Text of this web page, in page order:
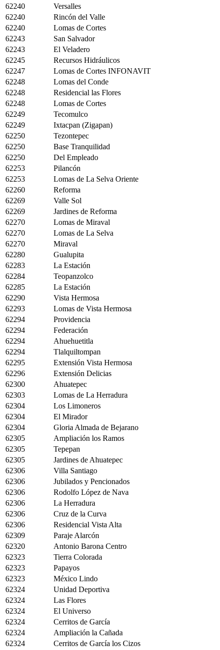
62240
Versalles
62240
Rincón del Valle
62240
Lomas de Cortes
62243
San Salvador
62243
El Veladero
62245
Recursos Hidráulicos
62247
Lomas de Cortes INFONAVIT
62248
Lomas del Conde
62248
Residencial las Flores
62248
Lomas de Cortes
62249
Tecomulco
62249
Ixtacpan (Zigapan)
62250
Tezontepec
62250
Base Tranquilidad
62250
Del Empleado
62253
Pilancón
62253
Lomas de La Selva Oriente
62260
Reforma
62269
Valle Sol
62269
Jardines de Reforma
62270
Lomas de Miraval
62270
Lomas de La Selva
62270
Miraval
62280
Gualupita
62283
La Estación
62284
Teopanzolco
62285
La Estación
62290
Vista Hermosa
62293
Lomas de Vista Hermosa
62294
Providencia
62294
Federación
62294
Ahuehuetitla
62294
Tlalquiltompan
62295
Extensión Vista Hermosa
62296
Extensión Delicias
62300
Ahuatepec
62303
Lomas de La Herradura
62304
Los Limoneros
62304
El Mirador
62304
Gloria Almada de Bejarano
62305
Ampliación los Ramos
62305
Tepepan
62305
Jardines de Ahuatepec
62306
Villa Santiago
62306
Jubilados y Pencionados
62306
Rodolfo López de Nava
62306
La Herradura
62306
Cruz de la Curva
62306
Residencial Vista Alta
62309
Paraje Alarcón
62320
Antonio Barona Centro
62323
Tierra Colorada
62323
Papayos
62323
México Lindo
62324
Unidad Deportiva
62324
Las Flores
62324
El Universo
62324
Cerritos de García
62324
Ampliación la Cañada
62324
Cerritos de García los Cizos